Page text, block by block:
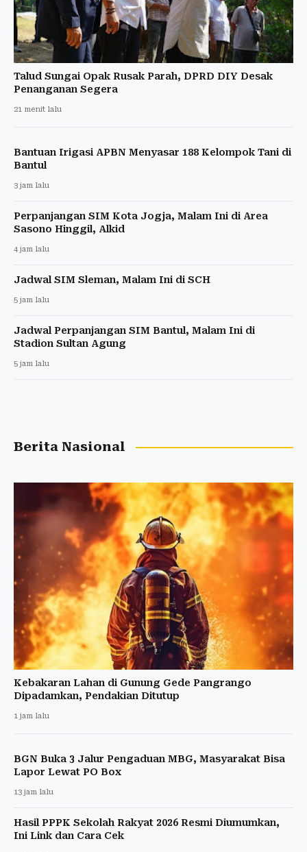
Talud Sungai Opak Rusak Parah, DPRD DIY Desak
Penanganan Segera
21 menit lalu
Bantuan Irigasi APBN Menyasar 188 Kelompok Tani di
Bantul
3 jam lalu
Perpanjangan SIM Kota Jogja, Malam Ini di Area
Sasono Hinggil, Alkid
4 jam lalu
Jadwal SIM Sleman, Malam Ini di SCH
5 jam lalu
Jadwal Perpanjangan SIM Bantul, Malam Ini di
Stadion Sultan Agung
5 jam lalu
Berita Nasional
Kebakaran Lahan di Gunung Gede Pangrango
Dipadamkan, Pendakian Ditutup
1 jam lalu
BGN Buka 3 Jalur Pengaduan MBG, Masyarakat Bisa
Lapor Lewat PO Box
13 jam lalu
Hasil PPPK Sekolah Rakyat 2026 Resmi Diumumkan,
Ini Link dan Cara Cek